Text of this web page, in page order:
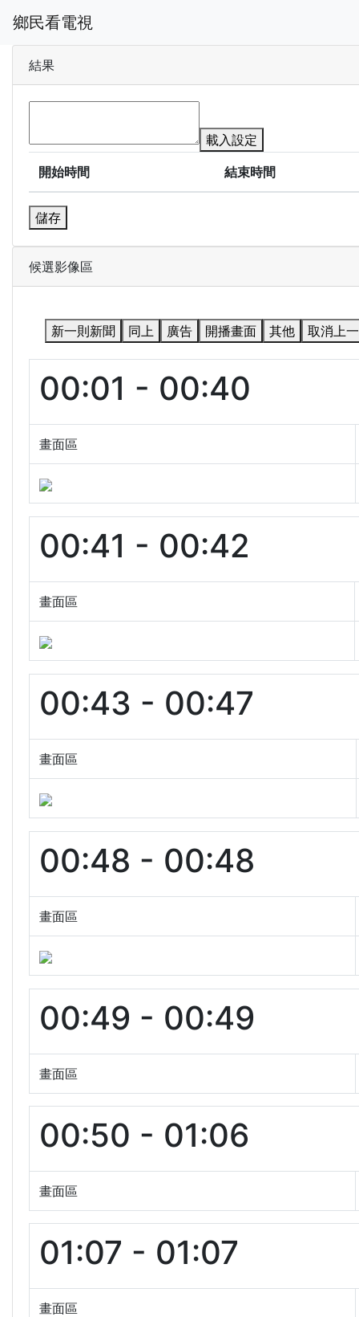
鄉民看電視
結果
載入設定
開始時間
結束時間
儲存
候選影像區
新一則新聞 同上 廣告 開播畫面 其他 取消上
00:01 - 00:40
畫面區
00:41 - 00:42
畫面區
00:43 - 00:47
畫面區
00:48 - 00:48
畫面區
00:49 - 00:49
畫面區
00:50 - 01:06
畫面區
01:07 - 01:07
畫面區